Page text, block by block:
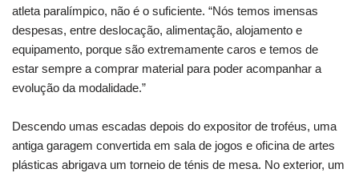
atleta paralímpico, não é o suficiente. “Nós temos imensas
despesas, entre deslocação, alimentação, alojamento e
equipamento, porque são extremamente caros e temos de
estar sempre a comprar material para poder acompanhar a
evolução da modalidade.”
Descendo umas escadas depois do expositor de troféus, uma
antiga garagem convertida em sala de jogos e oficina de artes
plásticas abrigava um torneio de ténis de mesa. No exterior, um